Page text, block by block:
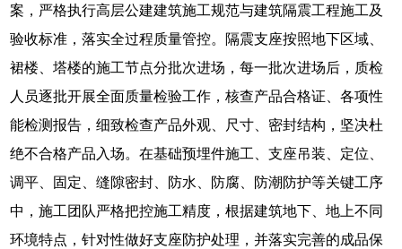
案，严格执行高层公建建筑施工规范与建筑隔震工程施工及
验收标准，落实全过程质量管控。隔震支座按照地下区域、
裙楼、塔楼的施工节点分批次进场，每一批次进场后，质检
人员逐批开展全面质量检验工作，核查产品合格证、各项性
能检测报告，细致检查产品外观、尺寸、密封结构，坚决杜
绝不合格产品入场。在基础预埋件施工、支座吊装、定位、
调平、固定、缝隙密封、防水、防腐、防潮防护等关键工序
中，施工团队严格把控施工精度，根据建筑地下、地上不同
环境特点，针对性做好支座防护处理，并落实完善的成品保